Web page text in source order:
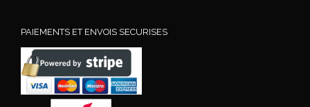
PAIEMENTS ET ENVOIS SECURISES